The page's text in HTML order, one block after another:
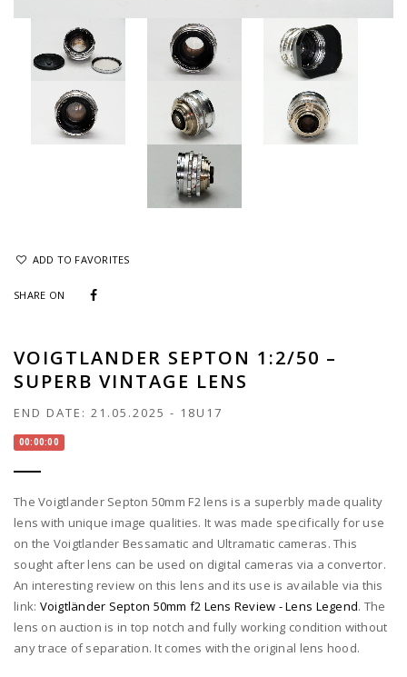
ADD TO FAVORITES
SHARE ON
VOIGTLANDER SEPTON 1:2/50 –
SUPERB VINTAGE LENS
END DATE: 21.05.2025 - 18U17
00:00:00
The Voigtlander Septon 50mm F2 lens is a superbly made quality
lens with unique image qualities. It was made specifically for use
on the Voigtlander Bessamatic and Ultramatic cameras. This
sought after lens can be used on digital cameras via a convertor.
An interesting review on this lens and its use is available via this
link: Voigtländer Septon 50mm f2 Lens Review - Lens Legend. The
lens on auction is in top notch and fully working condition without
any trace of separation. It comes with the original lens hood.